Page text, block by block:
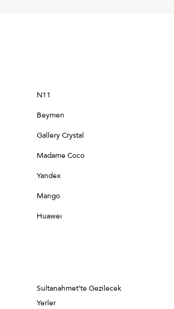
N11
Beymen
Gallery Crystal
Madame Coco
Yandex
Mango
Huaweı
Sultanahmet’te Gezilecek
Yerler